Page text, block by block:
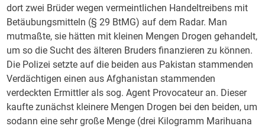
dort zwei Brüder wegen vermeintlichen Handeltreibens mit
Betäubungsmitteln (§ 29 BtMG) auf dem Radar. Man
mutmaßte, sie hätten mit kleinen Mengen Drogen gehandelt,
um so die Sucht des älteren Bruders finanzieren zu können.
Die Polizei setzte auf die beiden aus Pakistan stammenden
Verdächtigen einen aus Afghanistan stammenden
verdeckten Ermittler als sog. Agent Provocateur an. Dieser
kaufte zunächst kleinere Mengen Drogen bei den beiden, um
sodann eine sehr große Menge (drei Kilogramm Marihuana